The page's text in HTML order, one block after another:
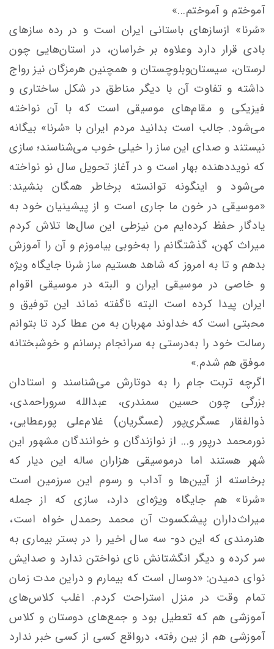
آموختم و آموختم...»
«سُرنا» ازسازهای باستانی ایران است و در رده سازهای
بادی قرار دارد وعلاوه بر خراسان، در استان‌هایی چون
لرستان، سیستان‌و‌بلوچستان و همچنین هرمزگان نیز رواج
داشته و تفاوت آن با دیگر مناطق در شکل ساختاری و
فیزیکی و مقام‌های موسیقی است که با آن نواخته
می‌شود. جالب است بدانید مردم ایران با «سُرنا» بیگانه
نیستند و صدای این ساز را خیلی خوب می‌شناسند؛ ‌سازی
که نویددهنده بهار است و در آغاز تحویل سال نو نواخته
می‌شود و اینگونه توانسته برخاطر همگان بنشیند:
«موسیقی در خون ما جاری است و از پیشینیان خود به
یادگار حفظ کرده‌ایم من نیزطی این سال‌ها تلاش کردم
میراث کهن، گذشتگانم را به‌خوبی بیاموزم و آن را آموزش
بدهم و تا به امروز که شاهد هستیم ساز سُرنا جایگاه ویژه
و خاصی در موسیقی ایران و البته در موسیقی اقوام
ایران پیدا کرده است البته ناگفته نماند این توفیق و
محبتی است که خداوند مهربان به من عطا کرد تا بتوانم
رسالت خود را به‌درستی به سرانجام برسانم و خوشبختانه
موفق هم شدم.»
اگرچه تربت جام را به دوتارش می‌شناسند و استادان
بزرگی چون حسین سمندری، عبدالله سروراحمدی،
ذوالفقار عسگری‌پور (عسگریان) غلام‌علی پورعطایی،
نورمحمد درپور و... از نوازندگان و خوانندگان مشهور این
شهر هستند اما درموسیقی هزاران ساله این دیار که
برخاسته از آیین‌ها و آداب و رسوم این سرزمین است
«سُرنا» هم جایگاه ویژه‌ای دارد، سازی که از جمله
میراث‌داران پیشکسوت آن محمد رحمدل خواه است،
هنرمندی که این دو- سه سال اخیر را در بستر بیماری به
سر کرده و دیگر انگشتانش نای نواختن ندارد و صدایش
نوای دمیدن: «دوسال است که بیمارم و دراین مدت زمان
تمام وقت در منزل استراحت کردم. اغلب کلاس‌های
آموزشی هم که تعطیل بود و جمع‌های دوستان و کلاس
آموزشی هم از بین رفته، درواقع کسی از کسی خبر ندارد